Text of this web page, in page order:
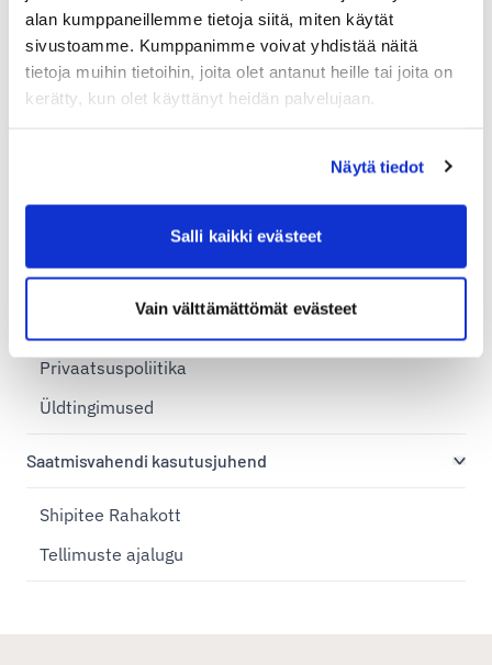
alan kumppaneillemme tietoja siitä, miten käytät
sivustoamme. Kumppanimme voivat yhdistää näitä
tietoja muihin tietoihin, joita olet antanut heille tai joita on
kerätty, kun olet käyttänyt heidän palvelujaan.
Näytä tiedot
Salli kaikki evästeet
Vain välttämättömät evästeet
Pakkide suuruse piirangud
PSYM2015
Veose kaal ja mahumass
Üldised tingimused
Privaatsuspoliitika
Üldtingimused
Saatmisvahendi kasutusjuhend
Shipitee Rahakott
Tellimuste ajalugu